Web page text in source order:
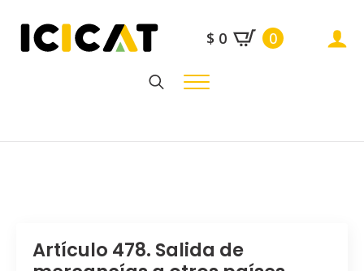
$ 0 0
Artículo 478. Salida de